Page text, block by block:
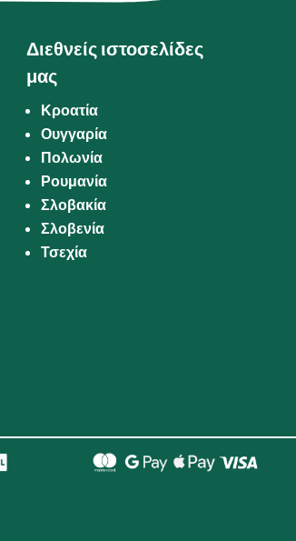
Διεθνείς ιστοσελίδες
μας
Κροατία
Ουγγαρία
Πολωνία
Ρουμανία
Σλοβακία
Σλοβενία
Τσεχία